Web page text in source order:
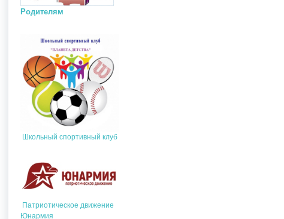
Родителям
Школьный спортивный клуб
Патриотическое движение
Юнармия